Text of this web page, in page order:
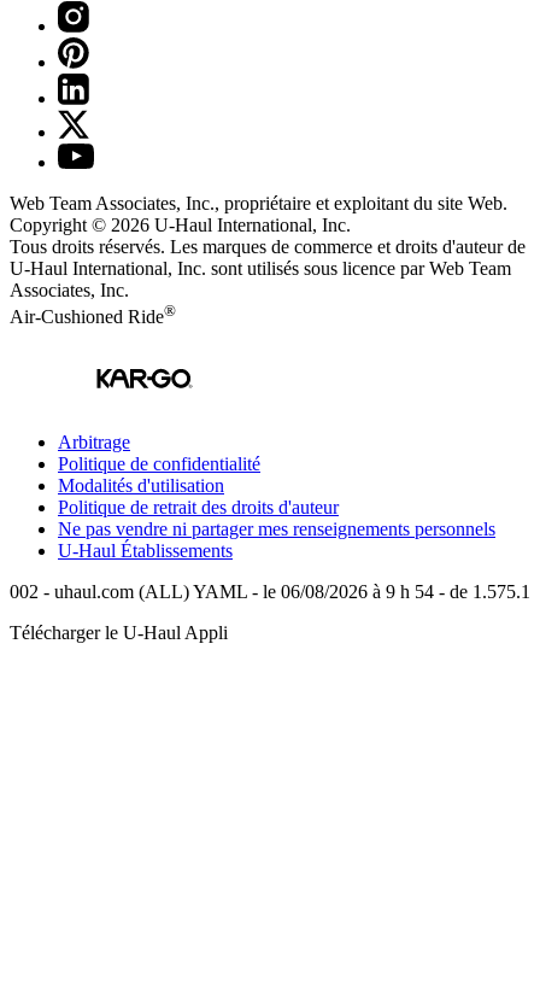
Web Team Associates, Inc., propriétaire et exploitant du site Web.
Copyright © 2026 U-Haul International, Inc.
Tous droits réservés. Les marques de commerce et droits d'auteur de
U-Haul International, Inc. sont utilisés sous licence par Web Team
Associates, Inc.
Air-Cushioned Ride®
Arbitrage
Politique de confidentialité
Modalités d'utilisation
Politique de retrait des droits d'auteur
Ne pas vendre ni partager mes renseignements personnels
U-Haul Établissements
002 - uhaul.com (ALL) YAML - le 06/08/2026 à 9 h 54 - de 1.575.1
Télécharger le U-Haul Appli